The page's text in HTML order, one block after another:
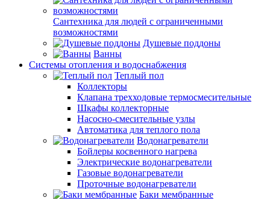
Сантехника для людей с ограниченными
возможностями
Душевые поддоны
Ванны
Системы отопления и водоснабжения
Теплый пол
Коллекторы
Клапана трехходовые термосмесительные
Шкафы коллекторные
Насосно-смесительные узлы
Автоматика для теплого пола
Водонагреватели
Бойлеры косвенного нагрева
Электрические водонагреватели
Газовые водонагреватели
Проточные водонагреватели
Баки мембранные